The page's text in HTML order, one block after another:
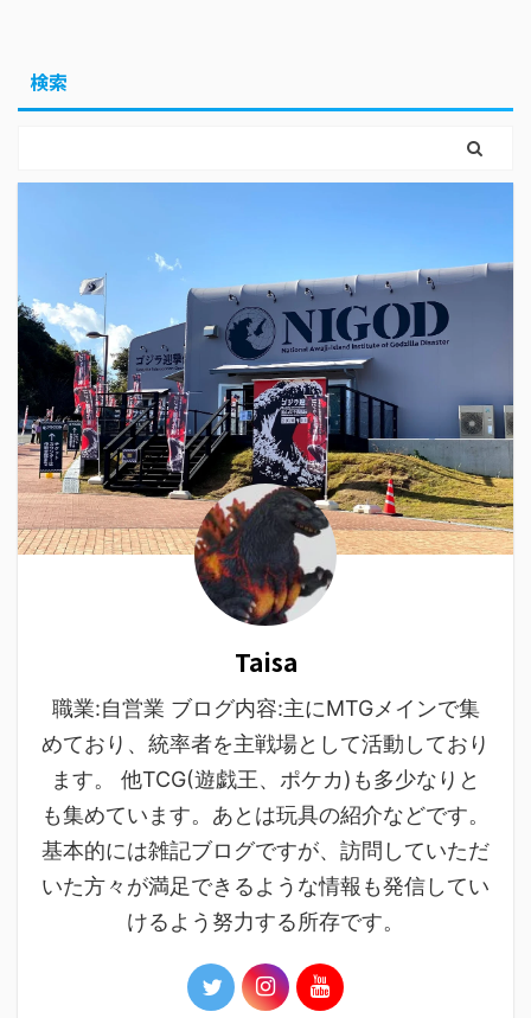
検索
Taisa
職業:自営業 ブログ内容:主にMTGメインで集
めており、統率者を主戦場として活動しており
ます。 他TCG(遊戯王、ポケカ)も多少なりと
も集めています。あとは玩具の紹介などです。
基本的には雑記ブログですが、訪問していただ
いた方々が満足できるような情報も発信してい
けるよう努力する所存です。